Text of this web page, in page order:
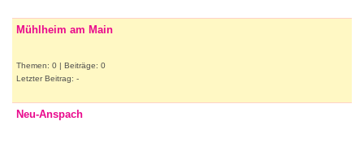
Mühlheim am Main
Themen: 0 | Beiträge: 0
Letzter Beitrag: -
Neu-Anspach